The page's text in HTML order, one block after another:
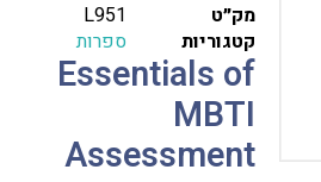
מק״ט
L951
קטגוריות
ספרות
Essentials of
MBTI
Assessment